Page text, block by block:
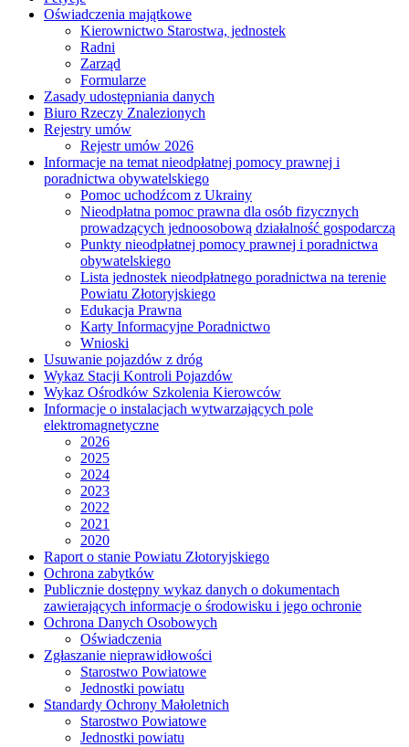
Oświadczenia majątkowe
Kierownictwo Starostwa, jednostek
Radni
Zarząd
Formularze
Zasady udostępniania danych
Biuro Rzeczy Znalezionych
Rejestry umów
Rejestr umów 2026
Informacje na temat nieodpłatnej pomocy prawnej i
poradnictwa obywatelskiego
Pomoc uchodźcom z Ukrainy
Nieodpłatna pomoc prawna dla osób fizycznych
prowadzących jednoosobową działalność gospodarczą
Punkty nieodpłatnej pomocy prawnej i poradnictwa
obywatelskiego
Lista jednostek nieodpłatnego poradnictwa na terenie
Powiatu Złotoryjskiego
Edukacja Prawna
Karty Informacyjne Poradnictwo
Wnioski
Usuwanie pojazdów z dróg
Wykaz Stacji Kontroli Pojazdów
Wykaz Ośrodków Szkolenia Kierowców
Informacje o instalacjach wytwarzających pole
elektromagnetyczne
2026
2025
2024
2023
2022
2021
2020
Raport o stanie Powiatu Złotoryjskiego
Ochrona zabytków
Publicznie dostępny wykaz danych o dokumentach
zawierających informacje o środowisku i jego ochronie
Ochrona Danych Osobowych
Oświadczenia
Zgłaszanie nieprawidłowości
Starostwo Powiatowe
Jednostki powiatu
Standardy Ochrony Małoletnich
Starostwo Powiatowe
Jednostki powiatu